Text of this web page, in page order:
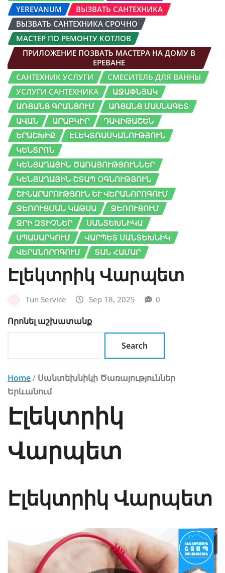
YEREVANUM
ВЫЗВАТЬ САНТЕХНИКА
ВЫЗВАТЬ САНТЕХНИКА СРОЧНО
МАСТЕР ПО РЕМОНТУ КОТЛОВ
ПРИЛОЖЕНИЕ ПОЗВАТЬ МАСТЕРА НА ДОМУ В
ЕРЕВАНЕ
САНТЕХНИК УСЛУГИ
СМЕСИТЕЛЬ ДЛЯ ВАННЫ
УСЛУГИ САНТЕХНИКА
ԱՋԱՓՆՅԱԿ
ԱՌՑԱՆՑ ԳՐԱՆՑՈՒՄ
ԱՌՑԱՆՑ ՄԱՍՆԱԳԵՏ
ԱՎԱՆ
ԱՐԱԲԿԻՐ
ԴԱՎԻԹԱՇԵՆ
ԵՐԱՇԽԻՔ
ԷԼԵԿՏՌԱՍԿԱՆՈՒԹՅՈՒՆ
ԿԵՆՏՐՈՆ
ԿԵՆՑԱՂԱՅԻՆ ԾԱՌԱՅՈՒԹՅՈՒՆՆԵՐ
ԿԵՆՑԱՂԱՅԻՆ ՇՏԱՊ ՕԳՆՈՒԹՅՈՒՆ
ՇԻՆԱՐԱՐՈՒԹՅՈՒՆ ԵՒ ՎԵՐԱՆՈՐՈԳՈՒՄ
ՋԵՌՈՒՑՄԱՆ ԿԱԹՍԱ
ՋԵՌՈՒՑՈՒՄ
ՋՐԻ ԶՏԻՉՆԵՐ
ՍԱՆՏԵԽՆԻԿԱ
ՍՊԱՍԱՐԿՈՒՄ
ՎԱՐՊԵՏ ՍԱՆՏԵԽՆԻԿ
ՎԵՐԱՆՈՐՈԳՈՒՄ
ՏԱՆ ՀԱՄԱՐ
Էլեկտրիկ Վարպետ
Tun Service Sep 18, 2025 0
Որոնել աշխատանք
Search
Home/ Սանտեխնիկի Ծառայություններ
Երևանում
Էլեկտրիկ
Վարպետ
Էլեկտրիկ Վարպետ